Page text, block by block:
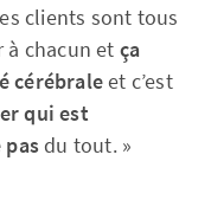
clients sont tous
à chacun et ça
cérébraleet c’est
qui est
pasdu tout. »